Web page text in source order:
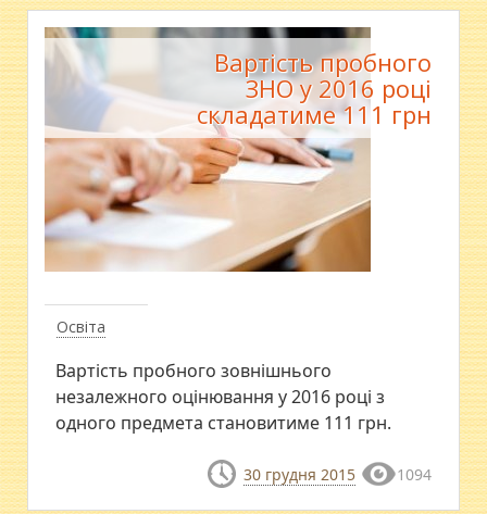
Освіта
Вартість пробного
ЗНО у 2016 році
складатиме 111 грн
Вартість пробного зовнішнього
незалежного оцінювання у 2016 році з
одного предмета становитиме 111 грн.
30 грудня 2015 1094